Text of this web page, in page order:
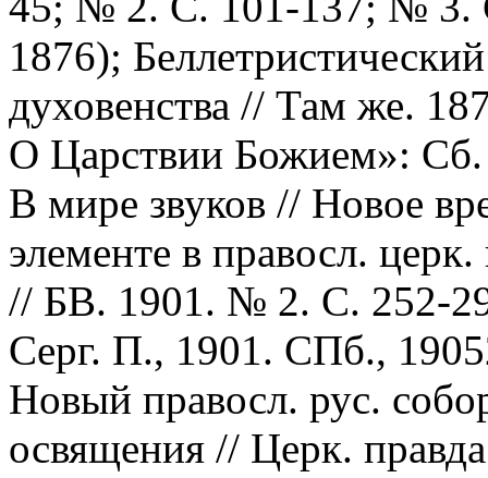
1876);
духовенства // Там же.
О Царствии Божием»: Сб.
В мире звуков // Новое
элементе в правосл.
// БВ. 1901. № 2. С. 252-
Серг. П., 1901. СПб.,
Новый правосл. рус.
освящения // Церк.